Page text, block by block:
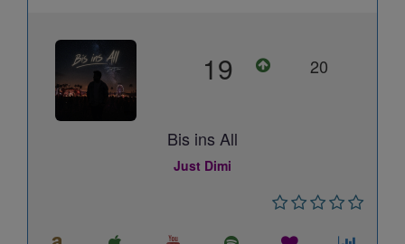
19 20
Bis ins All
Just Dimi